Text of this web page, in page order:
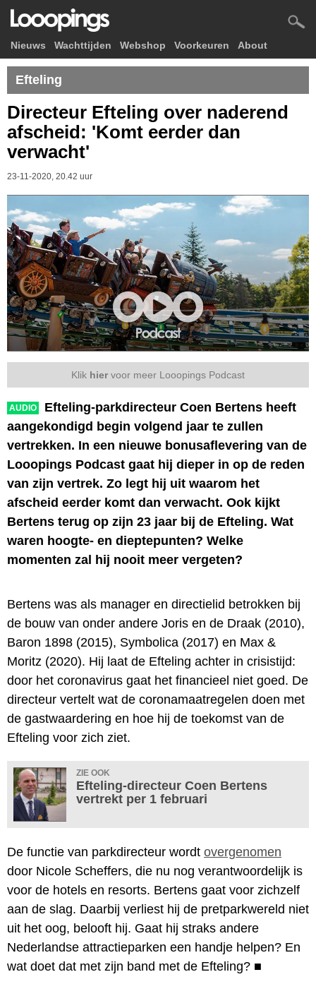
Nieuws Wachttijden Webshop Voorkeuren About
Efteling
Directeur Efteling over naderend
afscheid: 'Komt eerder dan
verwacht'
23-11-2020, 20.42 uur
Klik hier voor meer Looopings Podcast
AUDIO
Efteling-parkdirecteur Coen Bertens heeft
aangekondigd begin volgend jaar te zullen
vertrekken. In een nieuwe bonusaflevering van de
Looopings Podcast gaat hij dieper in op de reden
van zijn vertrek. Zo legt hij uit waarom het
afscheid eerder komt dan verwacht. Ook kijkt
Bertens terug op zijn 23 jaar bij de Efteling. Wat
waren hoogte- en dieptepunten? Welke
momenten zal hij nooit meer vergeten?
Bertens was als manager en directielid betrokken bij
de bouw van onder andere Joris en de Draak (2010),
Baron 1898 (2015), Symbolica (2017) en Max &
Moritz (2020). Hij laat de Efteling achter in crisistijd:
door het coronavirus gaat het financieel niet goed. De
directeur vertelt wat de coronamaatregelen doen met
de gastwaardering en hoe hij de toekomst van de
Efteling voor zich ziet.
ZIE OOK
Efteling-directeur Coen Bertens
vertrekt per 1 februari
De functie van parkdirecteur wordt overgenomen
door Nicole Scheffers, die nu nog verantwoordelijk is
voor de hotels en resorts. Bertens gaat voor zichzelf
aan de slag. Daarbij verliest hij de pretparkwereld niet
uit het oog, belooft hij. Gaat hij straks andere
Nederlandse attractieparken een handje helpen? En
wat doet dat met zijn band met de Efteling? ■